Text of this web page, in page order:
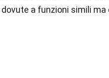
a funzioni simili ma